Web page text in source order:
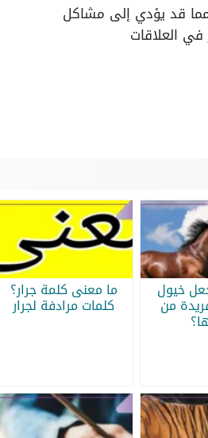
قد يؤدي إلى مشاكل
العلاقات
خيول
من
ما معنى كلمة جرار؟
كلمات مرادفة لجرار